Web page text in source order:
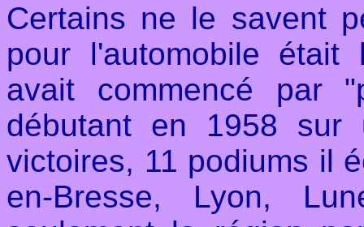
Certains ne le savent
pour l'automobile était
avait commencé par
débutant en 1958 sur
victoires, 11 podiums il
en-Bresse, Lyon,